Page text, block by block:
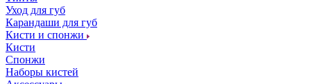
Уход для губ
Карандаши для губ
Кисти и спонжи
Кисти
Спонжи
Наборы кистей